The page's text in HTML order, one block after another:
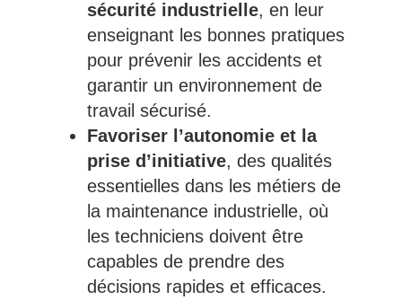
sécurité industrielle, en leur
enseignant les bonnes pratiques
pour prévenir les accidents et
garantir un environnement de
travail sécurisé.
Favoriser l’autonomie et la
prise d’initiative, des qualités
essentielles dans les métiers de
la maintenance industrielle, où
les techniciens doivent être
capables de prendre des
décisions rapides et efficaces.